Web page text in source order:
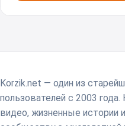
Korzik.net — один из
пользователей с 2003
видео, жизненные истории